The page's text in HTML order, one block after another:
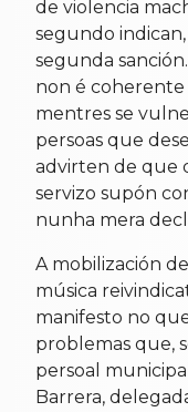
de violencia
segundo
segunda
non é coherente
mentres se
persoas que
advirten de que
servizo supón
nunha mera
A mobilización
música
manifesto no
problemas que,
persoal
Barrera,